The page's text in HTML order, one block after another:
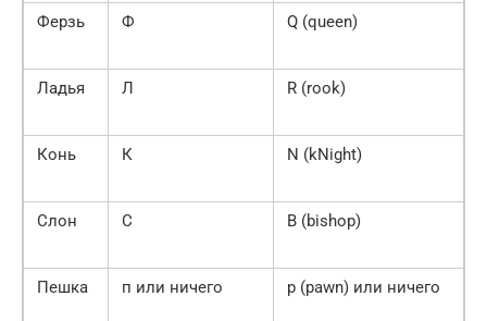
Ферзь Ф Q (queen)
Ладья Л R (rook)
Конь К N (kNight)
Слон С B (bishop)
Пешка п или ничего p (pawn) или ничего